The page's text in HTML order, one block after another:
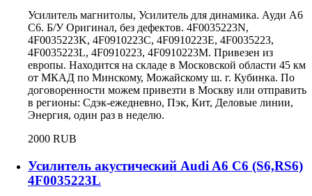
Усилитель магнитолы, Усилитель для динамика. Ауди А6
С6. Б/У Оригинал, без дефектов. 4F0035223N,
4F0035223K, 4F0910223C, 4F0910223E, 4F0035223,
4F0035223L, 4F0910223, 4F0910223M. Привезен из
европы. Находится на складе в Московской области 45 км
от МКАД по Минскому, Можайскому ш. г. Кубинка. По
договоренности можем привезти в Москву или отправить
в регионы: Сдэк-ежедневно, Пэк, Кит, Деловые линии,
Энергия, один раз в неделю.
2000 RUB
Усилитель акустический Audi A6 C6 (S6,RS6)
4F0035223L